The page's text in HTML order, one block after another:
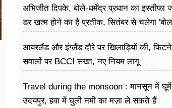
अभिजीत दिपके, बोले-धर्मेंद्र प्रधान का
डर खत्म होने का है प्रतीक, सितंबर से चलेगा
आयरलैंड और इंग्लैंड दौरे पर खिलाड़ियों की,
सवालों पर BCCI सख्त, नए नियम लागू
Travel during the monsoon : मानसून में
उदयपुर, हवा में घुली नमी का मज़ा ले सकते हैं